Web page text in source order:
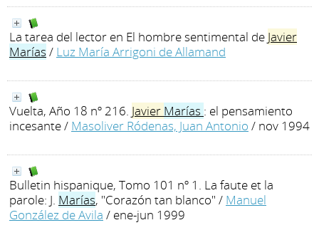
La tarea del lector en El hombre sentimental de Javier
Marías / Luz María Arrigoni de Allamand
Vuelta, Año 18 nº 216. Javier Marías : el pensamiento
incesante/ Masoliver Ródenas, Juan Antonio / nov 1994
Bulletin hispanique, Tomo 101 nº 1. La faute et la
parole: J. Marías, "Corazón tan blanco" / Manuel
González de Avila / ene-jun 1999